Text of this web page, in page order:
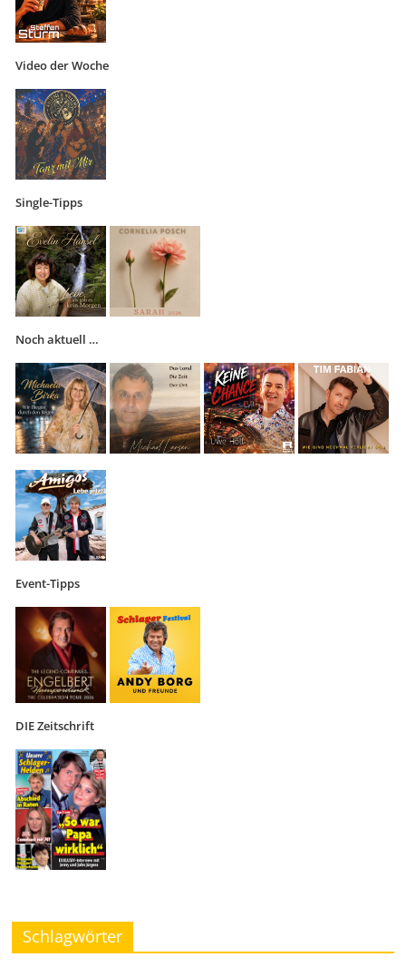
Video der Woche
Single-Tipps
Noch aktuell …
Event-Tipps
DIE Zeitschrift
Schlagwörter